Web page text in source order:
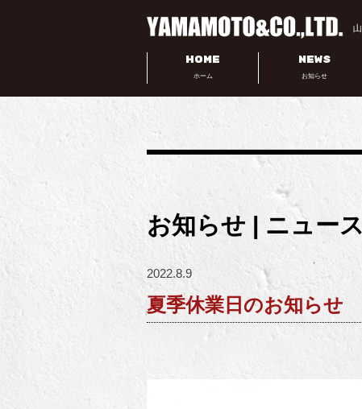
HOME
ホーム
NEWS
お知らせ
お知らせ | ニュース
2022.8.9
夏季休業日のお知らせ